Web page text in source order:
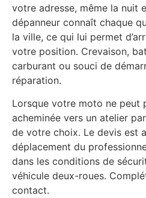
votre adresse, même la nuit
dépanneur connaît chaque
la ville, ce qui lui permet
votre position. Crevaison,
carburant ou souci de
réparation.
Lorsque votre moto ne peut
acheminée vers un atelier
de votre choix. Le devis est
déplacement du
dans les conditions de
véhicule deux-roues.
contact.